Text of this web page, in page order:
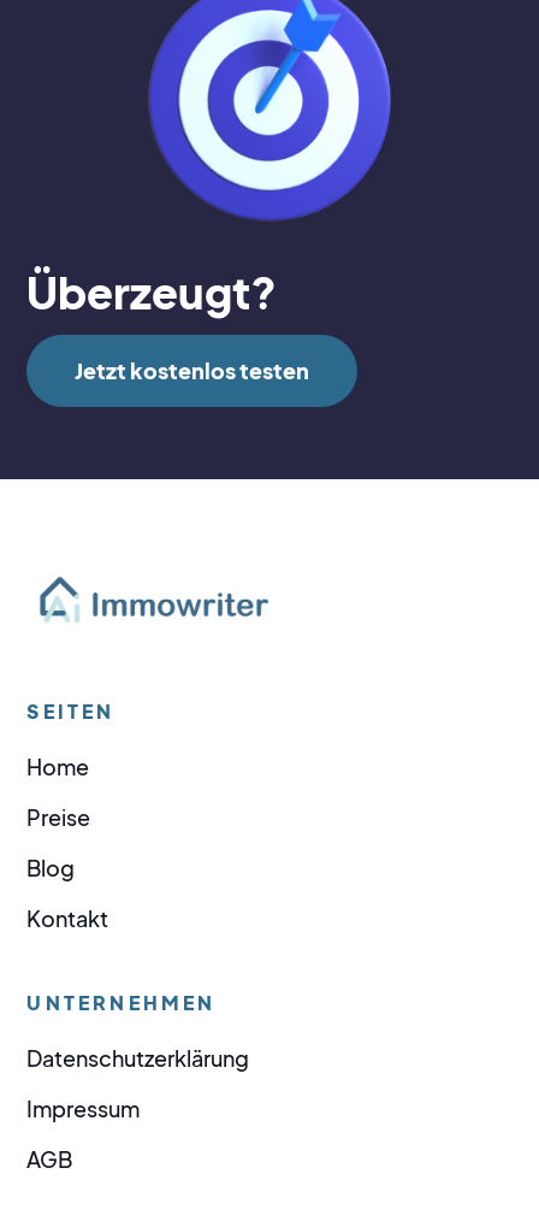
Überzeugt?
Jetzt kostenlos testen
SEITEN
Home
Preise
Blog
Kontakt
UNTERNEHMEN
Datenschutzerklärung
Impressum
AGB